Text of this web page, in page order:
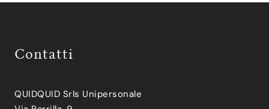
Contatti
QUIDQUID Srls Unipersonale